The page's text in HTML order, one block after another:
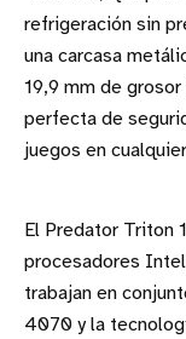
refrigeración sin
una carcasa
19,9 mm de
perfecta de
juegos en
El Predator Triton
procesadores Intel
trabajan en
4070 y la